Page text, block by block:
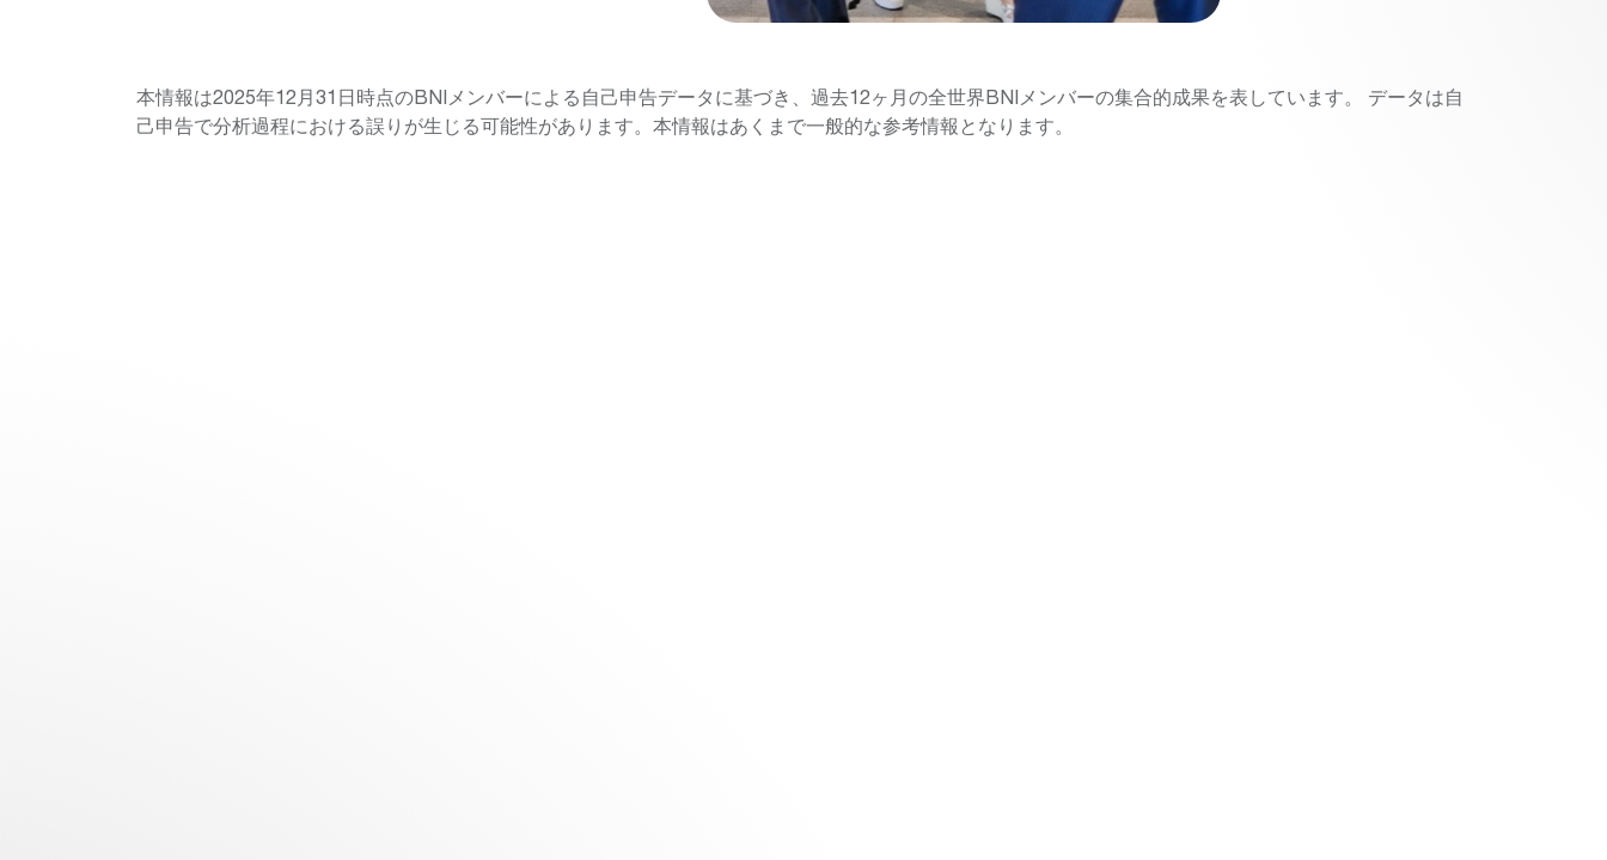
本情報は2025年12月31日時点のBNIメンバーによる自己申告データに基づき、過去12ヶ月の全世界BNIメンバーの集合的成果を表しています。 データは自
己申告で分析過程における誤りが生じる可能性があります。本情報はあくまで一般的な参考情報となります。